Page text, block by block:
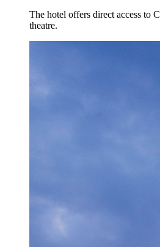
The hotel offers direct access to
theatre.